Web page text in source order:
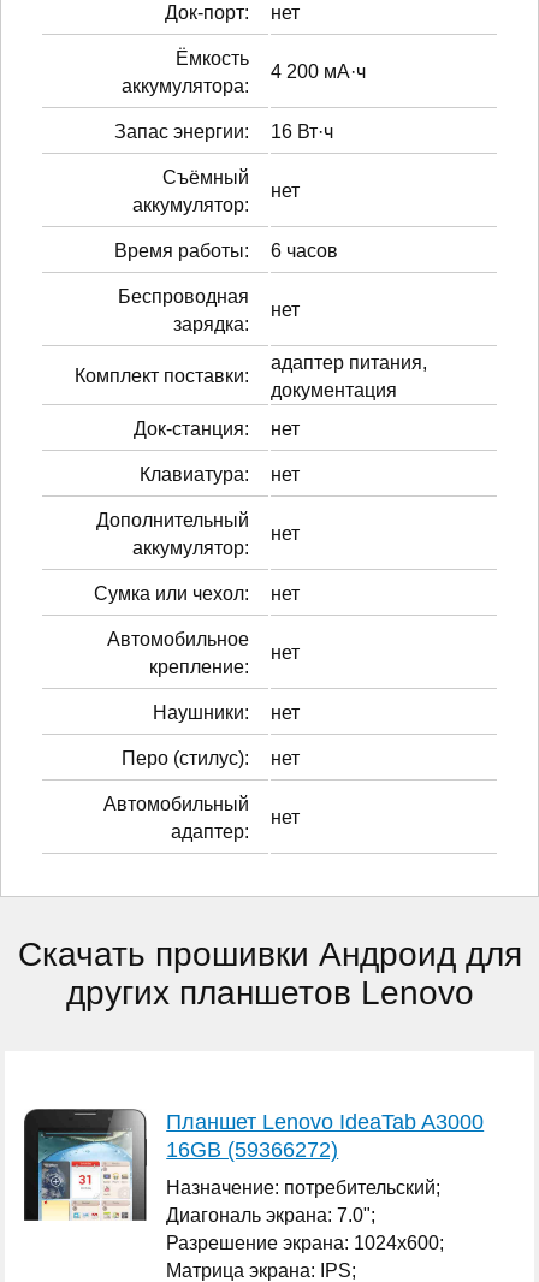
Док-порт: нет
Ёмкость
аккумулятора:
4 200 мА·ч
Запас энергии: 16 Вт·ч
Cъёмный
аккумулятор:
нет
Время работы: 6 часов
Беспроводная
зарядка:
нет
Комплект поставки:
адаптер питания,
документация
Док-станция:
нет
Клавиатура: нет
Дополнительный
аккумулятор:
нет
Сумка или чехол: нет
Автомобильное
крепление:
нет
Наушники: нет
Перо (стилус): нет
Автомобильный
адаптер:
нет
Скачать прошивки Андроид для
других планшетов Lenovo
Планшет Lenovo IdeaTab A3000
16GB (59366272)
Назначение: потребительский;
Диагональ экрана: 7.0";
Разрешение экрана: 1024x600;
Матрица экрана: IPS;